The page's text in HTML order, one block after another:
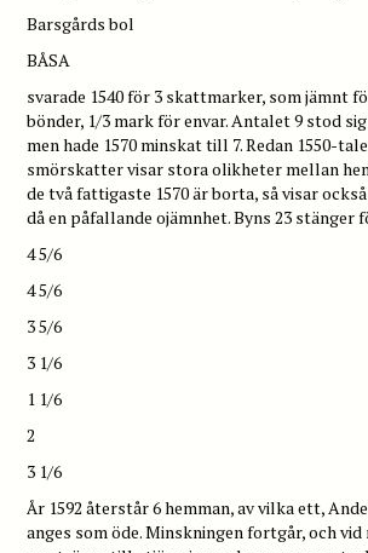
Barsgårds bol
BÅSA
svarade 1540 för 3 skattmarker, som jämnt
bönder, 1/3 mark för envar. Antalet 9 stod
men hade 1570 minskat till 7. Redan 1550-
smörskatter visar stora olikheter mellan
de två fattigaste 1570 är borta, så visar
då en påfallande ojämnhet. Byns 23 stänger
4 5/6
4 5/6
3 5/6
3 1/6
1 1/6
2
3 1/6
År 1592 återstår 6 hemman, av vilka ett,
anges som öde. Minskningen fortgår, och